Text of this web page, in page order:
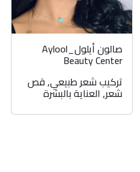
صالون أيلول_Aylool
Beauty Center
تركيب شعر طبيعي,قص
شعر,العناية بالبشرة